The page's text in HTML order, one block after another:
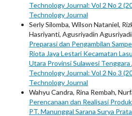
Technology Journal: Vol 2 No 2
Technology Journal
Serly Silomba, Wilson Nataniel,
Hasriyanti, Agusriyadin
Preparasi dan Pengambilan
Riota Jaya Lestari Kecamatan
Utara Provinsi Sulawesi Tenggara ,
Technology Journal: Vol 2 No 3
Technology Journal
Wahyu Candra, Rina Rembah,
Perencanaan dan Realisasi
PT. Manunggal Sarana Surya